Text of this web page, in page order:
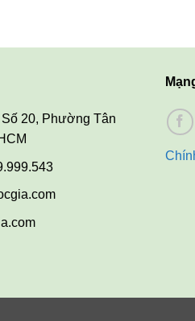
20, Phường Tân